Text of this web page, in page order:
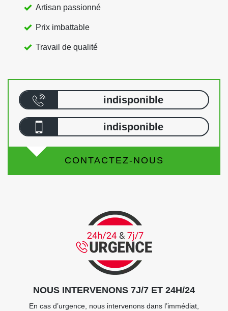
Artisan passionné
Prix imbattable
Travail de qualité
indisponible
indisponible
CONTACTEZ-NOUS
NOUS INTERVENONS 7J/7 ET 24H/24
En cas d’urgence, nous intervenons dans l’immédiat,